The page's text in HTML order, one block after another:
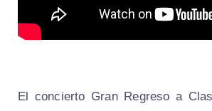
El concierto Gran Regreso a